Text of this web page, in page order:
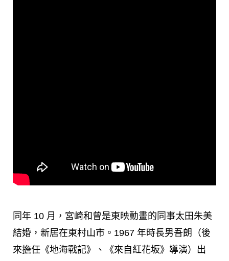
同年 10 月，宮崎和曾是東映動畫的同事太田朱美
結婚，新居在東村山市。1967 年時長男吾朗（後
來擔任《地海戰記》、《來自紅花坂》導演）出